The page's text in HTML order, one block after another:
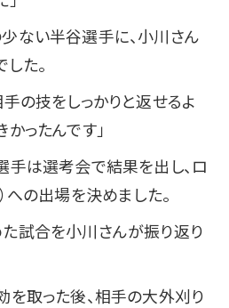
ない半谷選手に、小川さん
た。
手の技をしっかりと返せるよ
ったんです」
手は選考会で結果を出し、ロ
への出場を決めました。
試合を小川さんが振り返り
を取った後、相手の大外刈り